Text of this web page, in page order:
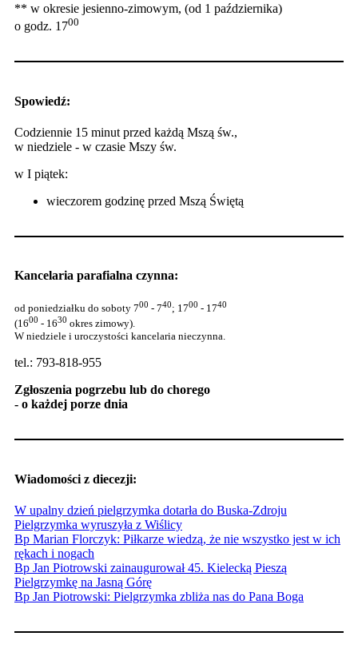
** w okresie jesienno-zimowym, (od 1 października)
o godz. 1700
Spowiedź:
Codziennie 15 minut przed każdą Mszą św.,
w niedziele - w czasie Mszy św.
w I piątek:
wieczorem godzinę przed Mszą Świętą
Kancelaria parafialna czynna:
od poniedziałku do soboty 700 - 740; 1700 - 1740
(1600 - 1630 okres zimowy).
W niedziele i uroczystości kancelaria nieczynna.
tel.: 793-818-955
Zgłoszenia pogrzebu lub do chorego
- o każdej porze dnia
Wiadomości z diecezji:
W upalny dzień pielgrzymka dotarła do Buska-Zdroju
Pielgrzymka wyruszyła z Wiślicy
Bp Marian Florczyk: Piłkarze wiedzą, że nie wszystko jest w ich
rękach i nogach
Bp Jan Piotrowski zainaugurował 45. Kielecką Pieszą
Pielgrzymkę na Jasną Górę
Bp Jan Piotrowski: Pielgrzymka zbliża nas do Pana Boga